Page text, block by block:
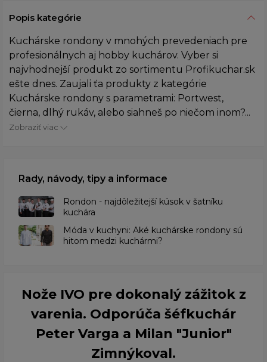
Popis kategórie
Kuchárske rondony v mnohých prevedeniach pre
profesionálnych aj hobby kuchárov. Vyber si
najvhodnejší produkt zo sortimentu Profikuchar.sk
ešte dnes. Zaujali ťa produkty z kategórie
Kuchárske rondony s parametrami: Portwest,
čierna, dlhý rukáv, alebo siahneš po niečom inom?...
Zobraziť viac
Rady, návody, tipy a informace
Rondon - najdôležitejší kúsok v šatníku
kuchára
​Móda v kuchyni: Aké kuchárske rondony sú
hitom medzi kuchármi?
Nože IVO pre dokonalý zážitok z
varenia. Odporúča šéfkuchár
Peter Varga a Milan "Junior"
Zimnýkoval.